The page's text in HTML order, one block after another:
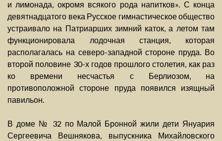
и лимонада, окромя всякого рода напитков». С конца
девятнадцатого века Русское гимнастическое общество
устраивало на Патриарших зимний каток, а летом там
функционировала лодочная станция, которая
располагалась на северо-западной стороне пруда. Во
второй половине 30-х годов прошлого столетия, как раз
ко времени несчастья с Берлиозом, на
противоположной стороне пруда появился изящный
павильон.
В доме № 32 по Малой Бронной жили дети Януария
Сергеевича Вешнякова, выпускника Михайловского